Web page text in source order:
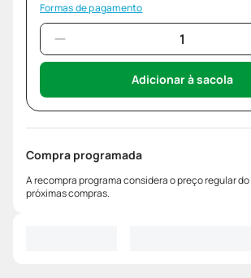
Formas de pagamento
Adicionar à sacola
Compra programada
A recompra programa considera o preço regular
próximas compras.